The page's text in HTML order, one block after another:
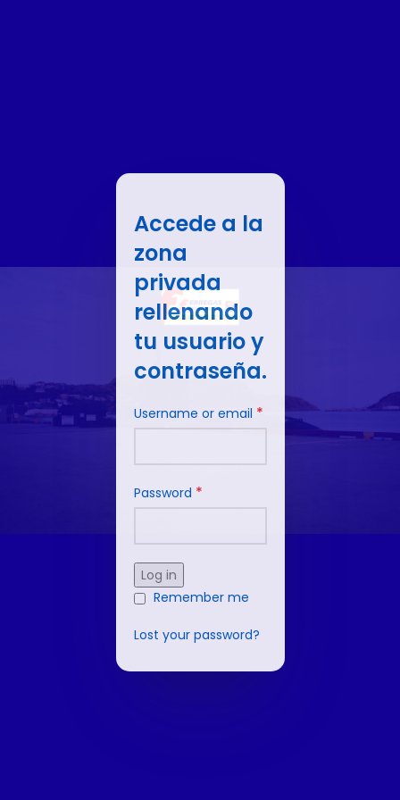
Accede a la
zona
privada
rellenando
tu usuario y
contraseña.
Username or email *
Password *
Log in
Remember me
Lost your password?